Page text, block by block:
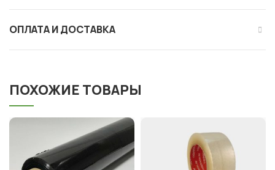
ОПЛАТА И ДОСТАВКА
ПОХОЖИЕ ТОВАРЫ